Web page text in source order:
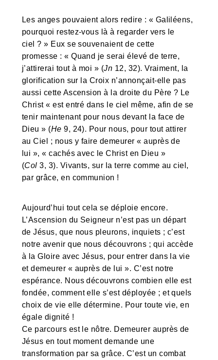
Les anges pouvaient alors redire : « Galiléens,
pourquoi restez-vous là à regarder vers le
ciel ? » Eux se souvenaient de cette
promesse : « Quand je serai élevé de terre,
j’attirerai tout à moi » (Jn 12, 32). Vraiment, la
glorification sur la Croix n’annonçait-elle pas
aussi cette Ascension à la droite du Père ? Le
Christ « est entré dans le ciel même, afin de se
tenir maintenant pour nous devant la face de
Dieu » (He 9, 24). Pour nous, pour tout attirer
au Ciel ; nous y faire demeurer « auprès de
lui », « cachés avec le Christ en Dieu »
(Col 3, 3). Vivants, sur la terre comme au ciel,
par grâce, en communion !
Aujourd’hui tout cela se déploie encore.
L’Ascension du Seigneur n’est pas un départ
de Jésus, que nous pleurons, inquiets ; c’est
notre avenir que nous découvrons ; qui accède
à la Gloire avec Jésus, pour entrer dans la vie
et demeurer « auprès de lui ». C’est notre
espérance. Nous découvrons combien elle est
fondée, comment elle s’est déployée ; et quels
choix de vie elle détermine. Pour toute vie, en
égale dignité !
Ce parcours est le nôtre. Demeurer auprès de
Jésus en tout moment demande une
transformation par sa grâce. C’est un combat